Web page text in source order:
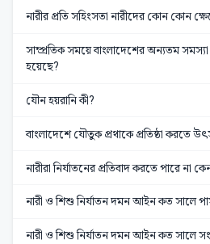
নারীর প্রতি সহিংসতা নারীদের কোন কোন
সাম্প্রতিক সময়ে বাংলাদেশের অন্যতম সমস্যা
হয়েছে?
যৌন হয়রানি কী?
বাংলাদেশে যৌতুক প্রথাকে প্রতিষ্ঠা করতে
নারীরা নির্যাতনের প্রতিবাদ করতে পারে না
নারী ও শিশু নির্যাতন দমন আইন কত সালে
নারী ও শিশু নির্যাতন দমন আইন কত সালে